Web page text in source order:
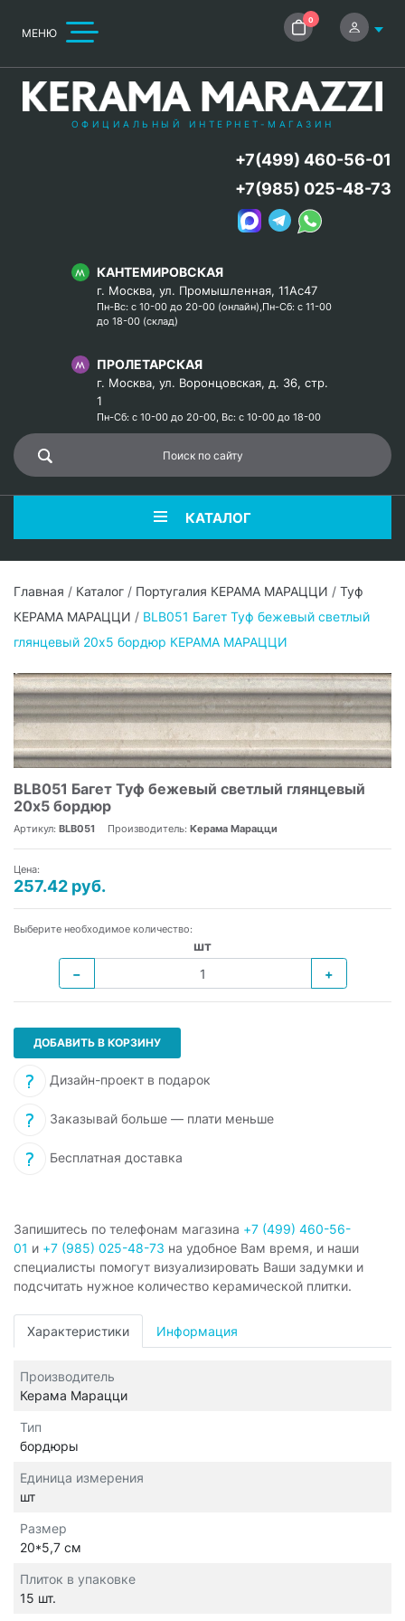
МЕНЮ
0
ОФИЦИАЛЬНЫЙ ИНТЕРНЕТ-МАГАЗИН
КАНТЕМИРОВСКАЯ
г. Москва, ул. Промышленная, 11Ас47
Пн-Вс: с 10-00 до 20-00 (онлайн),Пн-Сб: с 11-00
до 18-00 (склад)
ПРОЛЕТАРСКАЯ
г. Москва, ул. Воронцовская, д. 36, стр.
1
Пн-Сб: с 10-00 до 20-00, Вс: с 10-00 до 18-00
+7(499) 460-56-01
+7(985) 025-48-73
КАТАЛОГ
Главная / Каталог / Португалия КЕРАМА МАРАЦЦИ / Туф
КЕРАМА МАРАЦЦИ / BLB051 Багет Туф бежевый светлый
глянцевый 20х5 бордюр КЕРАМА МАРАЦЦИ
BLB051 Багет Туф бежевый светлый глянцевый
20х5 бордюр
Артикул: BLB051 Производитель: Керама Марацци
Цена:
257.42 руб.
Выберите необходимое количество:
шт
−
+
ДОБАВИТЬ В КОРЗИНУ
Дизайн-проект в подарок
Заказывай больше — плати меньше
Бесплатная доставка
Запишитесь по телефонам магазина +7 (499) 460-56-
01 и +7 (985) 025-48-73 на удобное Вам время, и наши
специалисты помогут визуализировать Ваши задумки и
подсчитать нужное количество керамической плитки.
Характеристики Информация
Производитель
Керама Марацци
Тип
бордюры
Единица измерения
шт
Размер
20*5,7 см
Плиток в упаковке
15 шт.